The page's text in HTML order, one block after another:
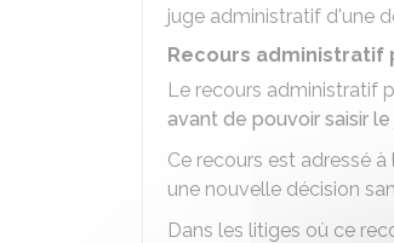
juge administratif d'une
Recours
Le recours administratif
avant de pouvoir saisir
Ce recours est adressé
une nouvelle décision
Dans les litiges où ce